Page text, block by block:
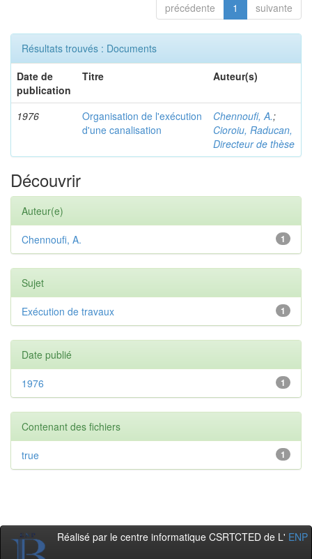
précédente 1 suivante
Résultats trouvés : Documents
Date de
publication
Titre Auteur(s)
1976
Organisation de l'exécution
d'une canalisation
Chennoufi, A.;
Cioroiu, Raducan,
Directeur de thèse
Découvrir
Auteur(e)
1
Chennoufi, A.
Sujet
1
Exécution de travaux
Date publié
1
1976
Contenant des fichiers
1
true
Réalisé par le centre informatique CSRTCTED de L' ENP